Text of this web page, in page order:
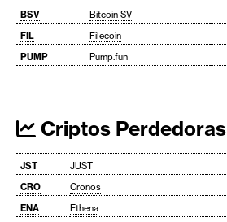
BSV
Bitcoin SV
FIL
Filecoin
PUMP
Pump.fun
Criptos Perdedoras
JST JUST
CRO
Cronos
ENA
Ethena